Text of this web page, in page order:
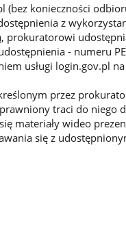
(bez konieczności
z
prokuratorowi
- numeru
usługi login.gov.pl
przez
traci do niego
materiały wideo
się z